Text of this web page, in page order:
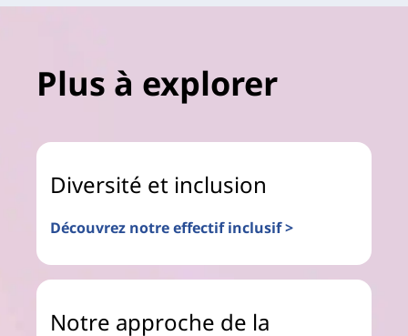
Plus à explorer
Diversité et inclusion
Découvrez notre effectif inclusif >
Notre approche de la